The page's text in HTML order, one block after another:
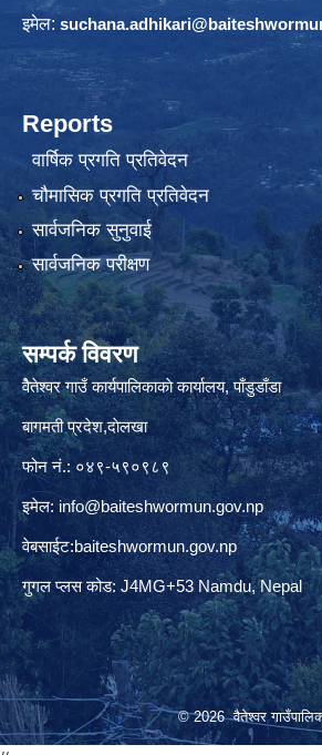
इमेल: suchana.adhikari@
Reports
वार्षिक प्रगति प्रतिवेदन
चौमासिक प्रगति प्रतिवेदन
सार्वजनिक सुनुवाई
सार्वजनिक परीक्षण
सम्पर्क विवरण
वैेतेश्वर गाउँ कार्यपालिकाकाे कार्यालय, पाँडुडाँडा
बागमती‌ प्रदेश,दाेलखा
फोन नं.: ०४९-५९०९८९
इमेल: info@baiteshwormun.gov.np
वेबसाईट:baiteshwormun.gov.np
गुगल प्लस कोड: J4MG+53 Namdu, Nepal
© 2026 वैतेश्वर